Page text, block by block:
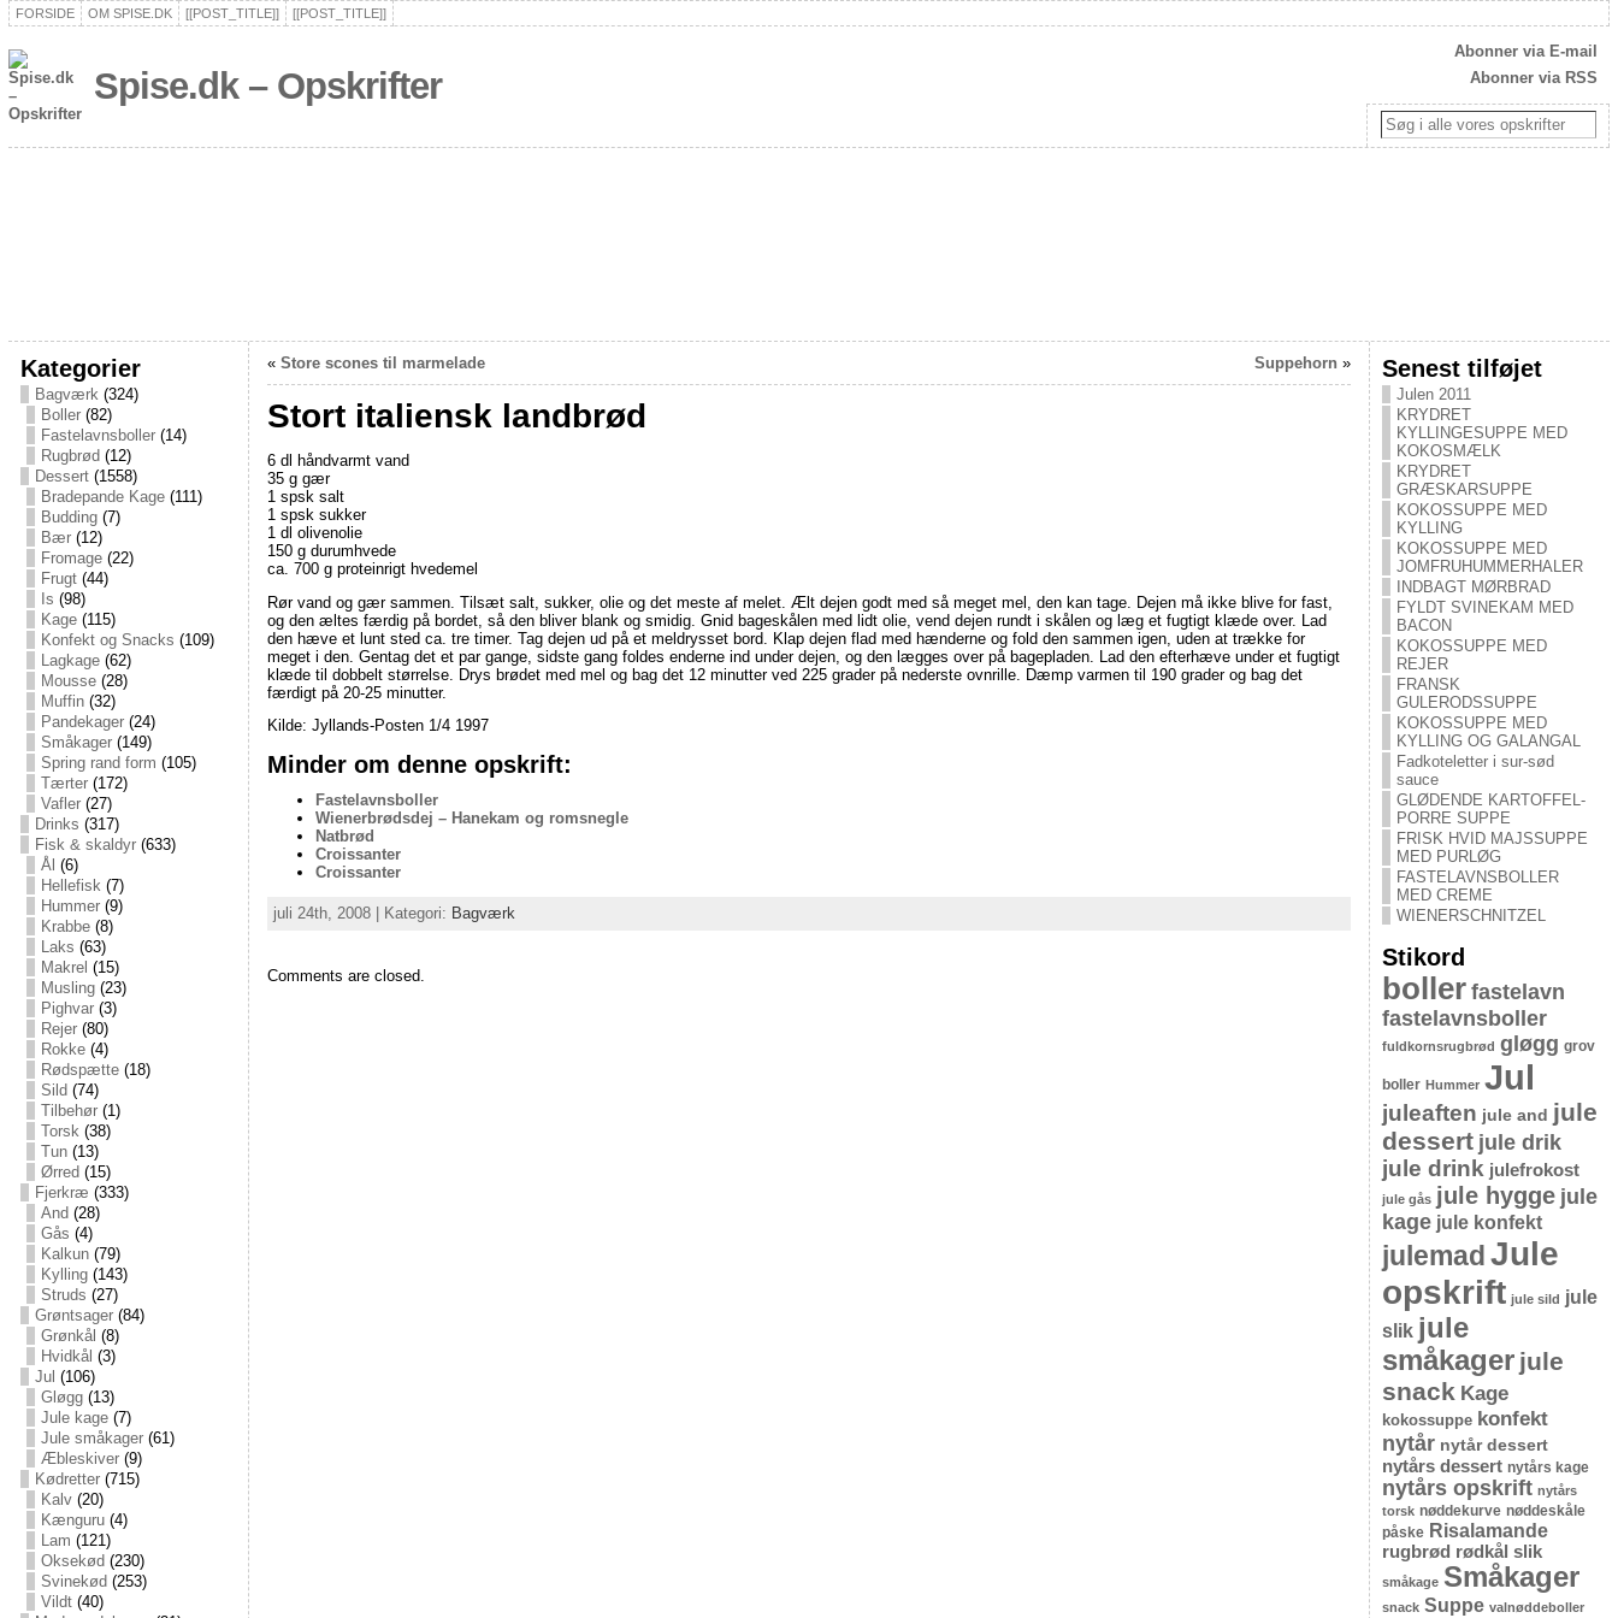
FORSIDE OM SPISE.DK [[POST_TITLE]] [[POST_TITLE]]
Spise.dk – Opskrifter
Abonner via E-mail
Abonner via RSS
Kategorier
Bagværk(324)
Boller(82)
Fastelavnsboller(14)
Rugbrød (12)
Dessert(1558)
Bradepande Kage(111)
Budding(7)
Bær(12)
Fromage(22)
Frugt(44)
Is (98)
Kage(115)
Konfekt og Snacks (109)
Lagkage(62)
Mousse(28)
Muffin(32)
Pandekager(24)
Småkager(149)
Spring rand form (105)
Tærter(172)
Vafler(27)
Drinks (317)
Fisk & skaldyr(633)
Ål (6)
Hellefisk(7)
Hummer(9)
Krabbe(8)
Laks (63)
Makrel (15)
Musling(23)
Pighvar(3)
Rejer(80)
Rokke(4)
Rødspætte(18)
Sild (74)
Tilbehør(1)
Torsk(38)
Tun(13)
Ørred (15)
Fjerkræ (333)
And (28)
Gås (4)
Kalkun(79)
Kylling(143)
Struds (27)
Grøntsager(84)
Grønkål (8)
Hvidkål (3)
Jul (106)
Gløgg(13)
Jule kage(7)
Jule småkager(61)
Æbleskiver(9)
Kødretter(715)
Kalv(20)
Kænguru(4)
Lam (121)
Oksekød (230)
Svinekød (253)
Vildt(40)
« Store scones til marmelade Suppehorn »
Stort italiensk landbrød
6 dl håndvarmt vand
35 g gær
1 spsk salt
1 spsk sukker
1 dl olivenolie
150 g durumhvede
ca. 700 g proteinrigt hvedemel
Rør vand og gær sammen. Tilsæt salt, sukker, olie og det meste af melet. Ælt dejen godt med så meget mel, den kan tage. Dejen må ikke blive for fast,
og den æltes færdig på bordet, så den bliver blank og smidig. Gnid bageskålen med lidt olie, vend dejen rundt i skålen og læg et fugtigt klæde over. Lad
den hæve et lunt sted ca. tre timer. Tag dejen ud på et meldrysset bord. Klap dejen flad med hænderne og fold den sammen igen, uden at trække for
meget i den. Gentag det et par gange, sidste gang foldes enderne ind under dejen, og den lægges over på bagepladen. Lad den efterhæve under et fugtigt
klæde til dobbelt størrelse. Drys brødet med mel og bag det 12 minutter ved 225 grader på nederste ovnrille. Dæmp varmen til 190 grader og bag det
færdigt på 20-25 minutter.
Kilde: Jyllands-Posten 1/4 1997
Minder om denne opskrift:
Fastelavnsboller
Wienerbrødsdej – Hanekam og romsnegle
Natbrød
Croissanter
Croissanter
juli 24th, 2008 | Kategori: Bagværk
Comments are closed.
Senest tilføjet
Julen 2011
KRYDRET
KYLLINGESUPPE MED
KOKOSMÆLK
KRYDRET
GRÆSKARSUPPE
KOKOSSUPPE MED
KYLLING
KOKOSSUPPE MED
JOMFRUHUMMERHALER
INDBAGT MØRBRAD
FYLDT SVINEKAM MED
BACON
KOKOSSUPPE MED
REJER
FRANSK
GULERODSSUPPE
KOKOSSUPPE MED
KYLLING OG GALANGAL
Fadkoteletter i sur-sød
sauce
GLØDENDE KARTOFFEL-
PORRE SUPPE
FRISK HVID MAJSSUPPE
MED PURLØG
FASTELAVNSBOLLER
MED CREME
WIENERSCHNITZEL
Stikord
boller fastelavn
fastelavnsboller
fuldkornsrugbrød gløgg grov
boller Hummer Jul
juleaften jule and jule
dessert jule drik
jule drink julefrokost
jule gås jule hygge jule
kage jule konfekt
julemad Jule
opskrift jule sild jule
slik jule
småkager jule
snack Kage
kokossuppe konfekt
nytår nytår dessert
nytårs dessert nytårs kage
nytårs opskrift nytårs
torsk nøddekurve nøddeskåle
påske Risalamande
rugbrød rødkål slik
småkage Småkager
snack Suppe valnøddeboller